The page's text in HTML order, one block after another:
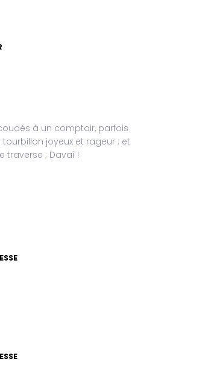
à un comptoir, parfois
joyeux et rageur ; et
traverse ; Davaî !